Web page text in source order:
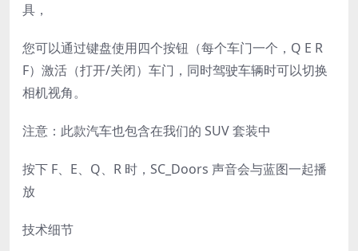
具，
您可以通过键盘使用四个按钮（每个车门一个，Q E R
F）激活（打开/关闭）车门，同时驾驶车辆时可以切换
相机视角。
注意：此款汽车也包含在我们的 SUV 套装中
按下 F、E、Q、R 时，SC_Doors 声音会与蓝图一起播
放
技术细节